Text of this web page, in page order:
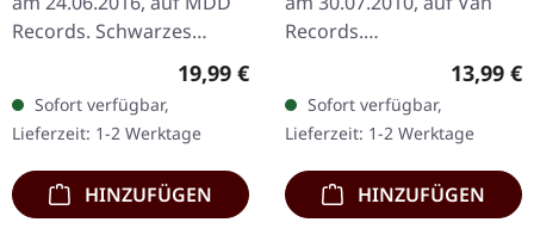
BLACK 2LP
Records. Schwarzes
Doppel-Vinyl im Gatefold-
Cover mit Bonus-Track.
"Mogontiacum (Nachdem
Die Nacht…
Regulärer Preis:
19,99 €
Sofort verfügbar,
Lieferzeit: 1-2 Werktage
HINZUFÜGEN
Records.
Neuveröffentlichung mit
neuem Artwork, Bonus-
CD und 20-seitigem
Booklet. Veröffentlicht…
13,99 €
Sofort verfügbar,
Lieferzeit: 1-2 Werktage
HINZUFÜGEN